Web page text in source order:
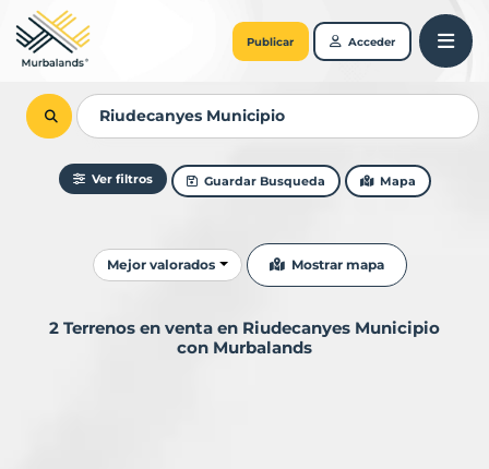
Publicar Acceder
Ver filtros Guardar Busqueda Mapa
Ordenar resultados
Mejor valorados Mostrar mapa
2 Terrenos en venta en Riudecanyes Municipio
con Murbalands